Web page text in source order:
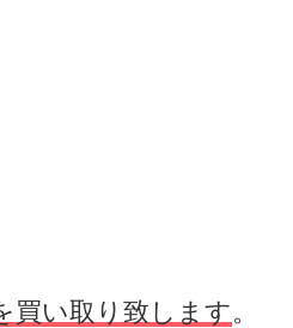
買い取り致します。